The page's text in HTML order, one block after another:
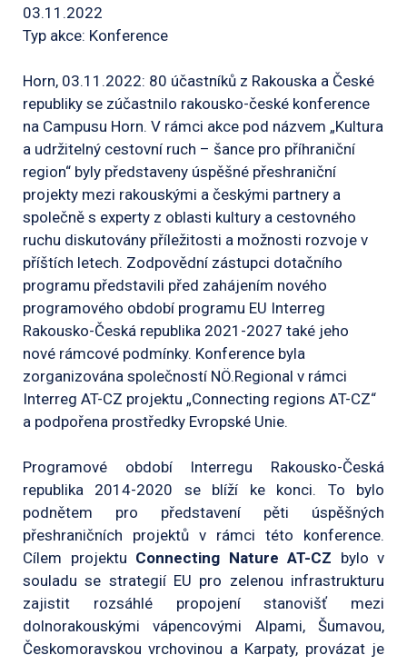
03.11.2022
Typ akce: Konference
Horn, 03.11.2022: 80 účastníků z Rakouska a České
republiky se zúčastnilo rakousko-české konference
na Campusu Horn. V rámci akce pod názvem „Kultura
a udržitelný cestovní ruch – šance pro příhraniční
region“ byly představeny úspěšné přeshraniční
projekty mezi rakouskými a českými partnery a
společně s experty z oblasti kultury a cestovného
ruchu diskutovány příležitosti a možnosti rozvoje v
příštích letech. Zodpovědní zástupci dotačního
programu představili před zahájením nového
programového období programu EU Interreg
Rakousko-Česká republika 2021-2027 také jeho
nové rámcové podmínky. Konference byla
zorganizována společností NÖ.Regional v rámci
Interreg AT-CZ projektu „Connecting regions AT-CZ“
a podpořena prostředky Evropské Unie.
Programové období Interregu Rakousko-Česká
republika 2014-2020 se blíží ke konci. To bylo
podnětem pro představení pěti úspěšných
přeshraničních projektů v rámci této konference.
Cílem projektu Connecting Nature AT-CZ bylo v
souladu se strategií EU pro zelenou infrastrukturu
zajistit rozsáhlé propojení stanovišť mezi
dolnorakouskými vápencovými Alpami, Šumavou,
Českomoravskou vrchovinou a Karpaty, provázat je